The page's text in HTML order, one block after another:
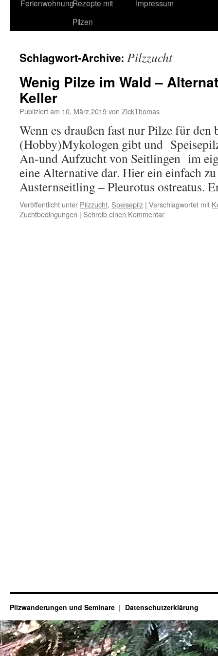
FerienwohnungRezepte mit
Pilzen
Impressum
Schlagwort-Archive: Pilzzucht
Wenig Pilze im Wald –
Keller
Publiziert am 10. März 2019von ZickThomas
Wenn es draußen fast nur Pilze für den
(Hobby)Mykologen gibt und
An-und Aufzucht von Seitlingen im
eine Alternative dar. Hier ein einfach
Austernseitling – Pleurotus ostreatus.
Veröffentlicht unter Pilzzucht, Speisepilz | Verschlagwortet mit
Zuchtbedingungen | Schreib einen Kommentar
Pilzwanderungen und Seminare Datenschutzerklärung